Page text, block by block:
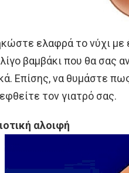
ελαφρά το νύχι με
βαμβάκι που θα σας
Επίσης, να θυμάστε
τον γιατρό σας.
αλοιφή